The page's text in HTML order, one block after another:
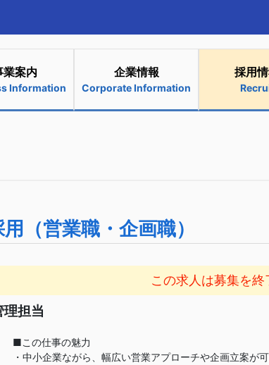
業案内
Information
企業情報
Corporate Information
採用
（営業職・企画職）
この求人は募集を終
担当
■この仕事の魅力
・中小企業ながら、幅広い営業アプローチや企画立案が